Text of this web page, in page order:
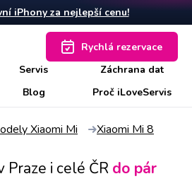
iPhony za nejlepší cenu!
Servis
Záchrana dat
Blog Proč iLoveServis
Rychlá rezervace
Xiaomi Mi Xiaomi Mi 8
Praze i celé ČR do pár